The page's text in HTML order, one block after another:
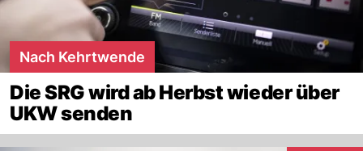
Nach Kehrtwende
Die SRG wird ab Herbst wieder über
UKW senden